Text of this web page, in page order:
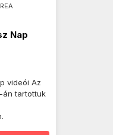
Nap
videói Az
án tartottuk